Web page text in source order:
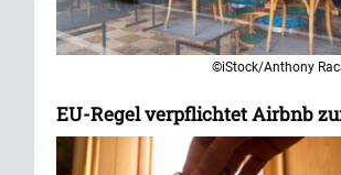
©iStock/Anthony
EU-Regel verpflichtet Airbnb